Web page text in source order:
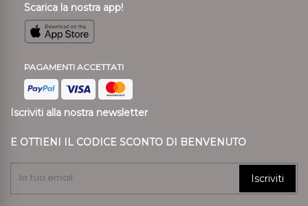
Scarica la nostra app!
PAGAMENTI ACCETTATI
Iscriviti alla nostra newsletter
E OTTIENI IL CODICE SCONTO DI BENVENUTO
Iscriviti